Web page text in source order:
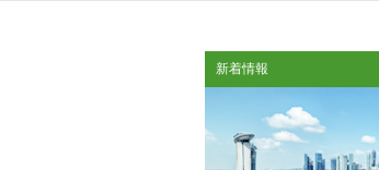
新着情報